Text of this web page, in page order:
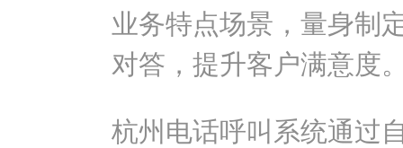
业务特点场景，量身制
对答，提升客户满意度
杭州电话呼叫系统通过